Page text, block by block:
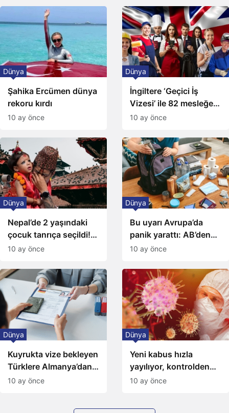
Şahika Ercümen dünya
rekoru kırdı
Dünya
10 ay önce
İngiltere ‘Geçici İş
Vizesi’ ile 82 mesleğe
kapılarını açtı
Dünya
10 ay önce
Nepal’de 2 yaşındaki
çocuk tanrıça seçildi!
Ailesinden alınıp
Dünya
10 ay önce
Bu uyarı Avrupa’da
panik yarattı: AB’den
‘çanta hazırlayın’
Dünya
10 ay önce
Kuyrukta vize bekleyen
Türklere Almanya’dan
vize müjdesi
Dünya
10 ay önce
Yeni kabus hızla
yayılıyor, kontrolden
çıktı
Dünya
10 ay önce